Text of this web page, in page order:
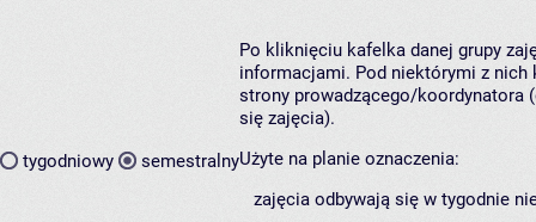
tygodniowy semestralny
Po kliknięciu kafelka danej grupy
informacjami. Pod niektórymi z nich
strony prowadzącego/koordynatora
się zajęcia).
Użyte na planie oznaczenia:
zajęcia odbywają się w tygodnie